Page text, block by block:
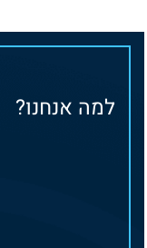
למה אנחנו?